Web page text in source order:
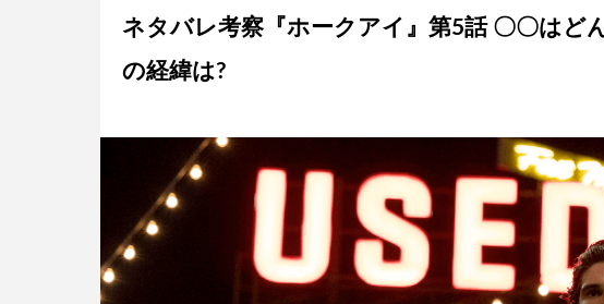
ネタバレ考察『ホークアイ』第5話 〇〇はど
の経緯は?